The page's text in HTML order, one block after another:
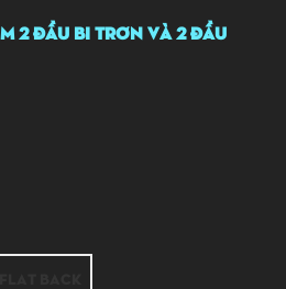
2 Đầu Bi Trơn Và 2 Đầu